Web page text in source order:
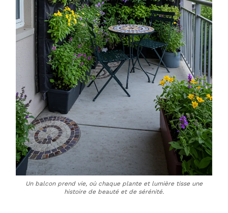
Un balcon prend vie, où chaque plante et lumière tisse une
histoire de beauté et de sérénité.